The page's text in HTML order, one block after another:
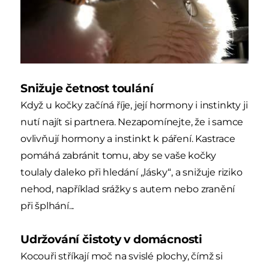
Snižuje četnost toulání
Když u kočky začíná říje, její hormony i instinkty ji
nutí najít si partnera. Nezapomínejte, že i samce
ovlivňují hormony a instinkt k páření. Kastrace
pomáhá zabránit tomu, aby se vaše kočky
toulaly daleko při hledání „lásky“, a snižuje riziko
nehod, například srážky s autem nebo zranění
při šplhání...
Udržování čistoty v domácnosti
Kocouři stříkají moč na svislé plochy, čímž si